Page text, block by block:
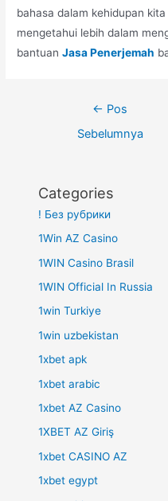
bahasa dalam kehidupan
mengetahui lebih dalam
bantuanJasa Penerjemah
← Pos
Sebelumnya
Categories
! Без рубрики
1Win AZ Casino
1WIN Casino Brasil
1WIN Official In Russia
1win Turkiye
1win uzbekistan
1xbet apk
1xbet arabic
1xbet AZ Casino
1XBET AZ Giriş
1xbet CASINO AZ
1xbet egypt